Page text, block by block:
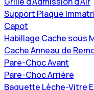
Support Plaque
Capot
Habillage Cache sous
Cache Anneau de
Pare-Choc Avant
Pare-Choc Arrière
Baguette Lèche-Vitre